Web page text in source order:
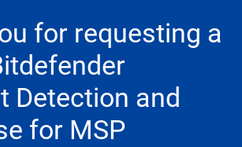
for requesting a
Detection and
for MSP